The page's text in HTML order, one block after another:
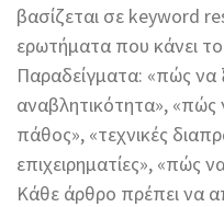
βασίζεται σε keyword
ερωτήματα που κάνει
Παραδείγματα: «πώς
αναβλητικότητα»,
πάθος», «τεχνικές
επιχειρηματίες», «πώς
Κάθε άρθρο πρέπει να